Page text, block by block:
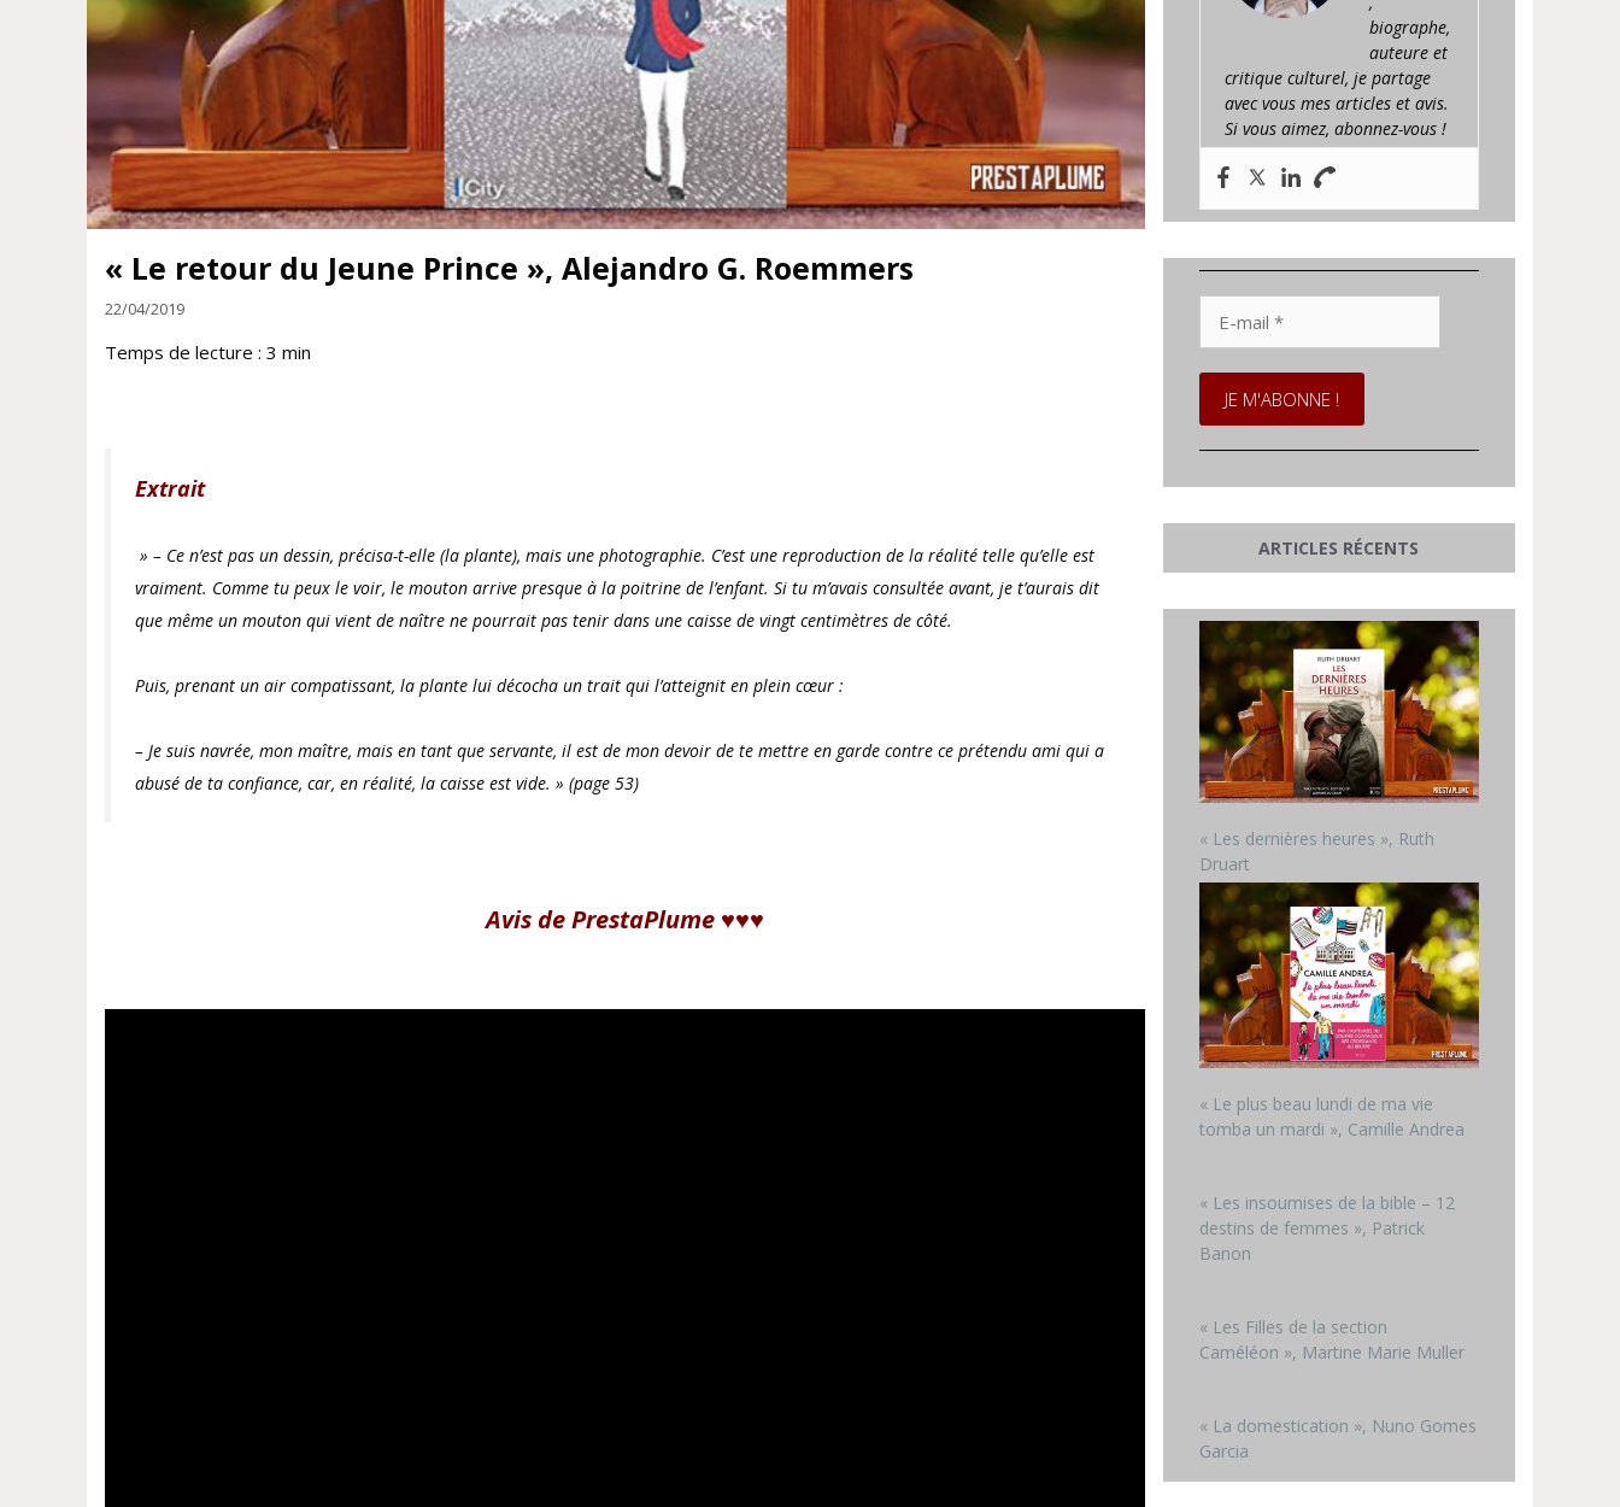
« Le retour du Jeune Prince », Alejandro G. Roemmers
22/04/2019
Temps de lecture : 3 min
Extrait
» – Ce n’est pas un dessin, précisa-t-elle (la plante), mais une photographie. C’est une reproduction de la réalité telle qu’elle est
vraiment. Comme tu peux le voir, le mouton arrive presque à la poitrine de l’enfant. Si tu m’avais consultée avant, je t’aurais dit
que même un mouton qui vient de naître ne pourrait pas tenir dans une caisse de vingt centimètres de côté.
Puis, prenant un air compatissant, la plante lui décocha un trait qui l’atteignit en plein cœur :
– Je suis navrée, mon maître, mais en tant que servante, il est de mon devoir de te mettre en garde contre ce prétendu ami qui a
abusé de ta confiance, car, en réalité, la caisse est vide. » (page 53)
Avis de PrestaPlume ♥♥♥
biographe,
auteure et
critique culturel, je partage
avec vous mes articles et avis.
Si vous aimez, abonnez-vous !
mail
*
ARTICLES RÉCENTS
« Les dernières heures », Ruth
Druart
« Le plus beau lundi de ma vie
tomba un mardi », Camille Andrea
« Les insoumises de la bible – 12
destins de femmes », Patrick
Banon
« Les Filles de la section
Caméléon », Martine Marie Muller
« La domestication », Nuno Gomes
Garcia